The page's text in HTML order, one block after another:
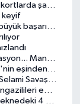
hazırlıyor
keyif
imza attı
temizlendi
İki yıldır mağduruz
daha kapandı!
eğlendiriyor
kişi kurtarıldı